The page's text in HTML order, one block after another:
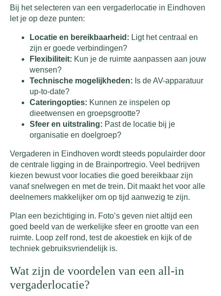
Bij het selecteren van een vergaderlocatie in Eindhoven
let je op deze punten:
Locatie en bereikbaarheid: Ligt het centraal en
zijn er goede verbindingen?
Flexibiliteit: Kun je de ruimte aanpassen aan jouw
wensen?
Technische mogelijkheden: Is de AV-apparatuur
up-to-date?
Cateringopties: Kunnen ze inspelen op
dieetwensen en groepsgrootte?
Sfeer en uitstraling: Past de locatie bij je
organisatie en doelgroep?
Vergaderen in Eindhoven wordt steeds populairder door
de centrale ligging in de Brainportregio. Veel bedrijven
kiezen bewust voor locaties die goed bereikbaar zijn
vanaf snelwegen en met de trein. Dit maakt het voor alle
deelnemers makkelijker om op tijd aanwezig te zijn.
Plan een bezichtiging in. Foto’s geven niet altijd een
goed beeld van de werkelijke sfeer en grootte van een
ruimte. Loop zelf rond, test de akoestiek en kijk of de
techniek gebruiksvriendelijk is.
Wat zijn de voordelen van een all-in
vergaderlocatie?